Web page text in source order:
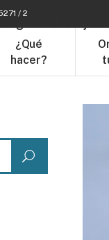
/ 2
¿Qué
hacer?